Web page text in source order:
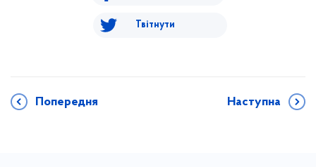
Твітнути
Попередня Наступна